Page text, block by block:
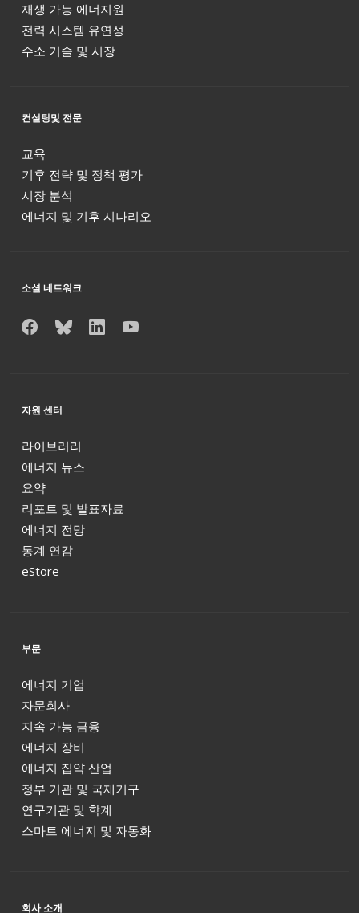
재생 가능 에너지원
전력 시스템 유연성
수소 기술 및 시장
컨설팅및 전문
교육
기후 전략 및 정책 평가
시장 분석
에너지 및 기후 시나리오
소셜 네트워크
자원 센터
라이브러리
에너지 뉴스
요약
리포트 및 발표자료
에너지 전망
통계 연감
eStore
부문
에너지 기업
자문회사
지속 가능 금융
에너지 장비
에너지 집약 산업
정부 기관 및 국제기구
연구기관 및 학계
스마트 에너지 및 자동화
회사 소개